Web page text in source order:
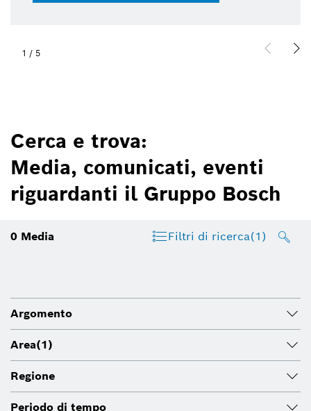
1 / 5
Cerca e trova:
Media, comunicati, eventi
riguardanti il Gruppo Bosch
0 Media Filtri di ricerca(1)
Argomento
Area(1)
Regione
Periodo di tempo